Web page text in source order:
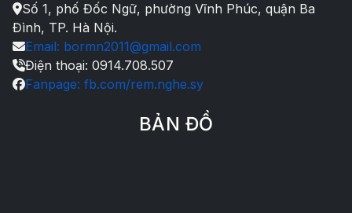
Số 1, phố Đốc Ngữ, phường Vĩnh Phúc, quận Ba
Đình, TP. Hà Nội.
Email: bormn2011@gmail.com
Điện thoại: 0914.708.507
Fanpage: fb.com/rem.nghe.sy
BẢN ĐỒ